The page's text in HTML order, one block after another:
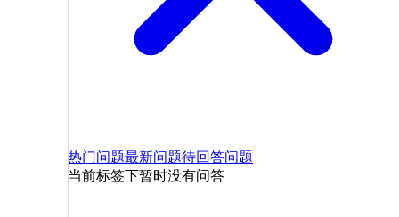
热门问题最新问题待回答问题
当前标签下暂时没有问答